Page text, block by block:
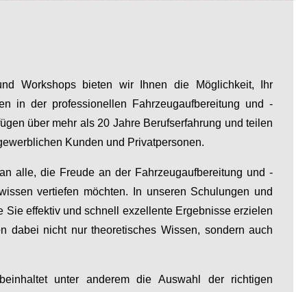
Workshops bieten wir Ihnen die Möglichkeit, Ihr
in der professionellen Fahrzeugaufbereitung und -
über mehr als 20 Jahre Berufserfahrung und teilen
Kunden und Privatpersonen.
alle, die Freude an der Fahrzeugaufbereitung und -
vertiefen möchten. In unseren Schulungen und
Sie effektiv und schnell exzellente Ergebnisse erzielen
dabei nicht nur theoretisches Wissen, sondern auch
unter anderem die Auswahl der richtigen